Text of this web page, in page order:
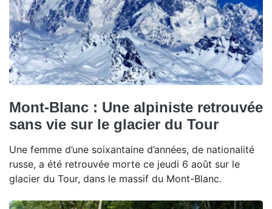
Mont-Blanc : Une alpiniste retrouvée
sans vie sur le glacier du Tour
Une femme d’une soixantaine d’années, de nationalité
russe, a été retrouvée morte ce jeudi 6 août sur le
glacier du Tour, dans le massif du Mont-Blanc.